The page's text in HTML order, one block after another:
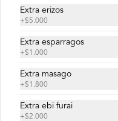
Extra erizos
+$5.000
Extra esparragos
+$1.000
Extra masago
+$1.800
Extra ebi furai
+$2.000